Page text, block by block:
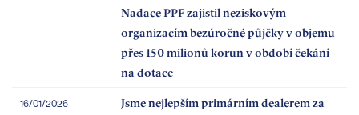
Nadace PPF zajistil neziskovým
organizacím bezúročné půjčky v objemu
přes 150 milionů korun v období čekání
na dotace
16/01/2026
Jsme nejlepším primárním dealerem za